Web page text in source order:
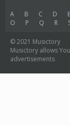
A B C D E
O
P Q R
© 2021 Musictory
Musictory allows
advertisements